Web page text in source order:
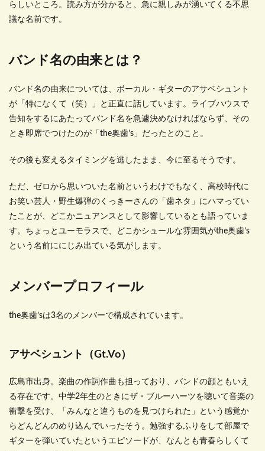
らしいところ。読み方が分かると、急に親しみが湧いてくる不思
議な名前です。
バンド名の由来とは？
バンド名の由来については、ボーカル・ギターのアサベシュント
が「特になくて（笑）」と正直に話しています。ライブハウスで
告知をするにあたってバンド名を急遽決めなければならず、その
とき即席でつけたのが「the奥歯’s」だったとのこと。
その後も変えるタイミングを逃したまま、今に至るそうです。
ただ、ゼロから思いついた名前というわけでもなく、高校時代に
お笑い芸人・野生爆弾のくっきーさんの「歯ネタ」にハマってい
たことが、どこかニュアンスとして影響しているとも語っていま
す。ちょっとユーモラスで、どこかシュールな雰囲気がthe奥歯’s
という名前ににじみ出ている気がします。
メンバープロフィール
the奥歯’sは3名のメンバーで構成されています。
アサベシュント（Gt.Vo）
広島市出身。楽曲の作詞作曲も担っており、バンドの顔ともいえ
る存在です。中学2年生のときにザ・ブルーハーツを聴いて音楽の
衝撃を受け、「みんなと違うものを見つけられた」という感覚か
らどんどんのめり込んでいったそう。勉強するふりをして部屋で
ギターを弾いていたというエピソードが、なんとも青春らしくて